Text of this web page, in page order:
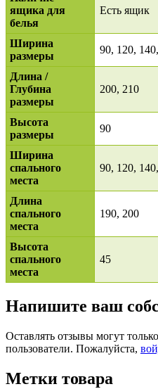
ящика для
белья
Есть ящик
Ширина
размеры
90, 120,
Длина /
Глубина
размеры
200, 210
Высота
размеры
90
Ширина
спального
места
90, 120,
Длина
спального
места
190, 200
Высота
спального
места
45
Напишите ваш
Оставлять отзывы могут
пользователи. Пожалуйста,
Метки товара